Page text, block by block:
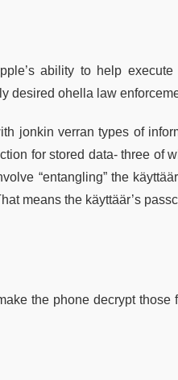
ability to help
desired ohella law
jonkin verran types of
for stored data- three
“entangling” the
means the käyttäär’s
the phone decrypt